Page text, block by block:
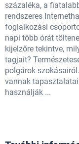
százaléka, a
rendszeres
foglalkozási
napi több órát
kijelzőre tekintve,
tagjait?
polgárok
vannak
használják ...